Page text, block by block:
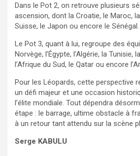
Dans le Pot 2, on retrouve plusieurs
ascension, dont la Croatie, le Maroc,
Suisse, le Japon ou encore le Sénégal.
Le Pot 3, quant à lui, regroupe des
Norvège, l’Égypte, l’Algérie, la Tunisie,
l’Afrique du Sud, le Qatar ou encore
Pour les Léopards, cette perspective
un défi majeur et une occasion
l’élite mondiale. Tout dépendra
étape : le barrage, ultime obstacle à
à un retour tant attendu sur la scène
Serge KABULU